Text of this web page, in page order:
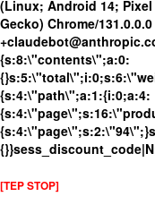
(Linux; Android 14; Pixel
Gecko) Chrome/
{s:8:\"contents\";a:0:
{s:4:\"path\";a:1:{i:0;a:4:
[TEP STOP]